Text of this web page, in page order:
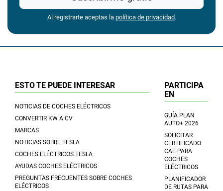
Al registrarte aceptas la política de privacidad.
ESTO TE PUEDE INTERESAR
NOTICIAS DE COCHES ELÉCTRICOS
CONVERTIR KW A CV
MARCAS
NOTICIAS SOBRE TESLA
COCHES ELÉCTRICOS TESLA
AYUDAS COCHES ELÉCTRICOS
PREGUNTAS FRECUENTES SOBRE COCHES
ELÉCTRICOS
PARTICIPA
EN
GUÍA PLAN
AUTO+ 2026
SOLICITAR
CERTIFICADO
CAE PARA
COCHES
ELÉCTRICOS
PLANIFICADOR
DE RUTAS PARA